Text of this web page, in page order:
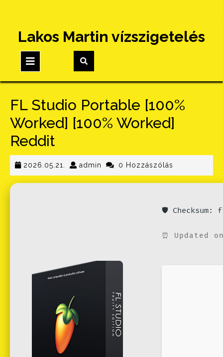
content
Lakos Martin vízszigetelés
Button
FL Studio Portable [100%
Worked] [100% Worked]
Reddit
2026.05.21. 2026.05.21.
admin admin0 Hozzászólás
🛡️ Checksum:
⏰ Updated